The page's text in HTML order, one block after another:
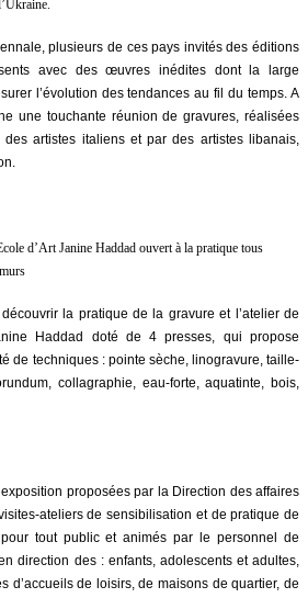
plusieurs de ces pays invités des éditions
avec des œuvres inédites dont la large
l’évolution des tendances au fil du temps. A
une touchante réunion de gravures, réalisées
artistes italiens et par des artistes libanais,
d’Art Janine Haddad ouvert à la pratique tous
la pratique de la gravure et l’atelier de
Haddad doté de 4 presses, qui propose
de techniques : pointe sèche, linogravure, taille-
collagraphie, eau-forte, aquatinte, bois,
proposées par la Direction des affaires
ateliers de sensibilisation et de pratique de
tout public et animés par le personnel de
direction des : enfants, adolescents et adultes,
d’accueils de loisirs, de maisons de quartier, de